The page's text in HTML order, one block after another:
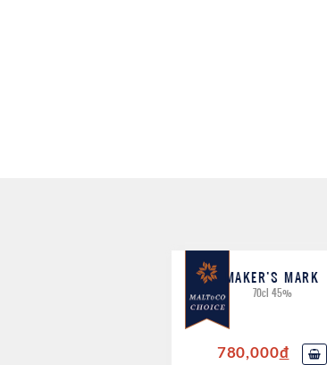
MAKER’S MARK
70cl 45%
780,000đ